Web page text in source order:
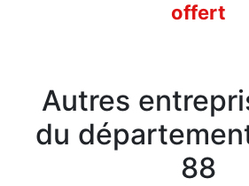
offert
Autres
du
88